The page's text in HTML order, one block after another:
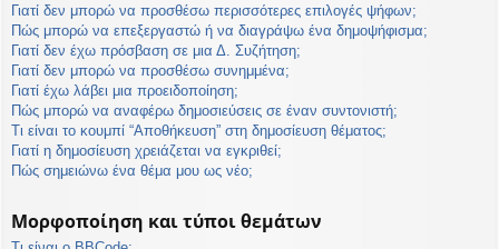
Γιατί δεν μπορώ να προσθέσω περισσότερες επιλογές ψήφων;
Πώς μπορώ να επεξεργαστώ ή να διαγράψω ένα δημοψήφισμα;
Γιατί δεν έχω πρόσβαση σε μια Δ. Συζήτηση;
Γιατί δεν μπορώ να προσθέσω συνημμένα;
Γιατί έχω λάβει μια προειδοποίηση;
Πώς μπορώ να αναφέρω δημοσιεύσεις σε έναν συντονιστή;
Τι είναι το κουμπί “Αποθήκευση” στη δημοσίευση θέματος;
Γιατί η δημοσίευση χρειάζεται να εγκριθεί;
Πώς σημειώνω ένα θέμα μου ως νέο;
Μορφοποίηση και τύποι θεμάτων